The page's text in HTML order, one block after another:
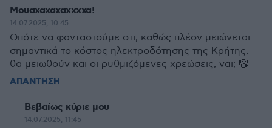
Μουαχαχαχαχχχχα!
14.07.2025, 10:45
Οπότε να φανταστούμε οτι, καθώς πλέον μειώνεται
σημαντικά το κόστος ηλεκτροδότησης της Κρήτης,
θα μειωθούν και οι ρυθμιζόμενες χρεώσεις, ναι; 🤡
ΑΠΑΝΤΗΣΗ
Βεβαίως κύριε μου
14.07.2025, 11:45